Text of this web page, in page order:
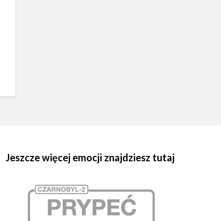
Jeszcze więcej emocji znajdziesz tutaj